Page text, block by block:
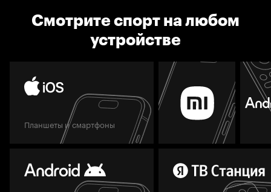
Смотрите спорт на любом
устройстве
Планшеты и смартфоны